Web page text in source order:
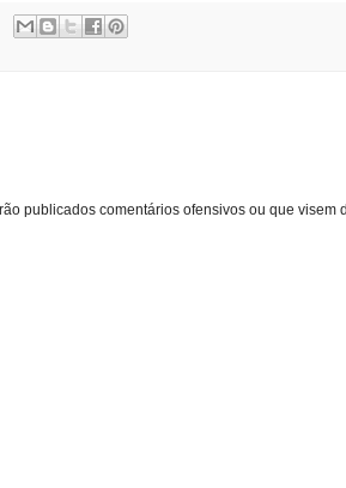
publicados comentários ofensivos ou que